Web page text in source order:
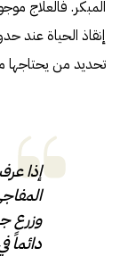
المبكر. فالعلاج
إنقاذ الحياة عند
تحديد من يحتاجها
إذا
وزرع